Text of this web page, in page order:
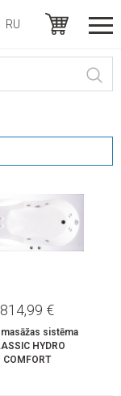
RU
814,99 €
sistēma
HYDRO
COMFORT